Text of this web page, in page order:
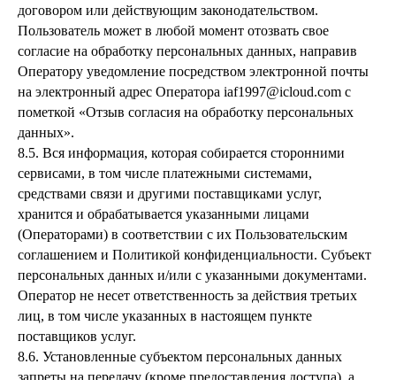
договором или действующим законодательством.
Пользователь может в любой момент отозвать свое
согласие на обработку персональных данных, направив
Оператору уведомление посредством электронной почты
на электронный адрес Оператора iaf1997@icloud.com с
пометкой «Отзыв согласия на обработку персональных
данных».
8.5. Вся информация, которая собирается сторонними
сервисами, в том числе платежными системами,
средствами связи и другими поставщиками услуг,
хранится и обрабатывается указанными лицами
(Операторами) в соответствии с их Пользовательским
соглашением и Политикой конфиденциальности. Субъект
персональных данных и/или с указанными документами.
Оператор не несет ответственность за действия третьих
лиц, в том числе указанных в настоящем пункте
поставщиков услуг.
8.6. Установленные субъектом персональных данных
запреты на передачу (кроме предоставления доступа), а